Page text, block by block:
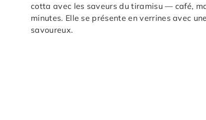
cotta avec les saveurs du tiramisu — café,
minutes. Elle se présente en verrines avec
savoureux.